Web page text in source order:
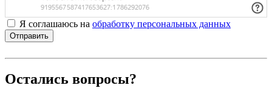
Я соглашаюсь на обработку персональных данных
Отправить
Остались вопросы?